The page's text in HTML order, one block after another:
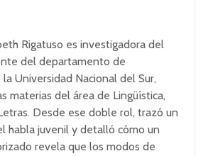
Rigatuso es investigadora del
del departamento de
Universidad Nacional del Sur,
materias del área de Lingüística,
Desde ese doble rol, trazó un
habla juvenil y detalló cómo un
revela que los modos de